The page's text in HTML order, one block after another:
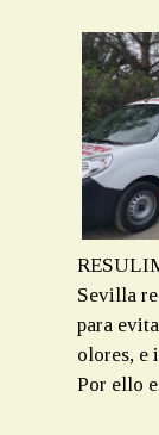
Sevilla
para
olores, e
Por ello